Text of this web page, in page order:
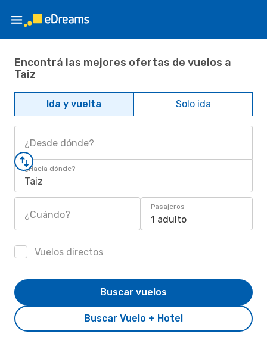
Encontrá las mejores ofertas de vuelos a
Taiz
Ida y vuelta Solo ida
¿Desde dónde?
¿Hacia dónde?
Taiz
¿Cuándo?
Pasajeros
1 adulto
Vuelos directos
Buscar Vuelo + Hotel
Buscar vuelos